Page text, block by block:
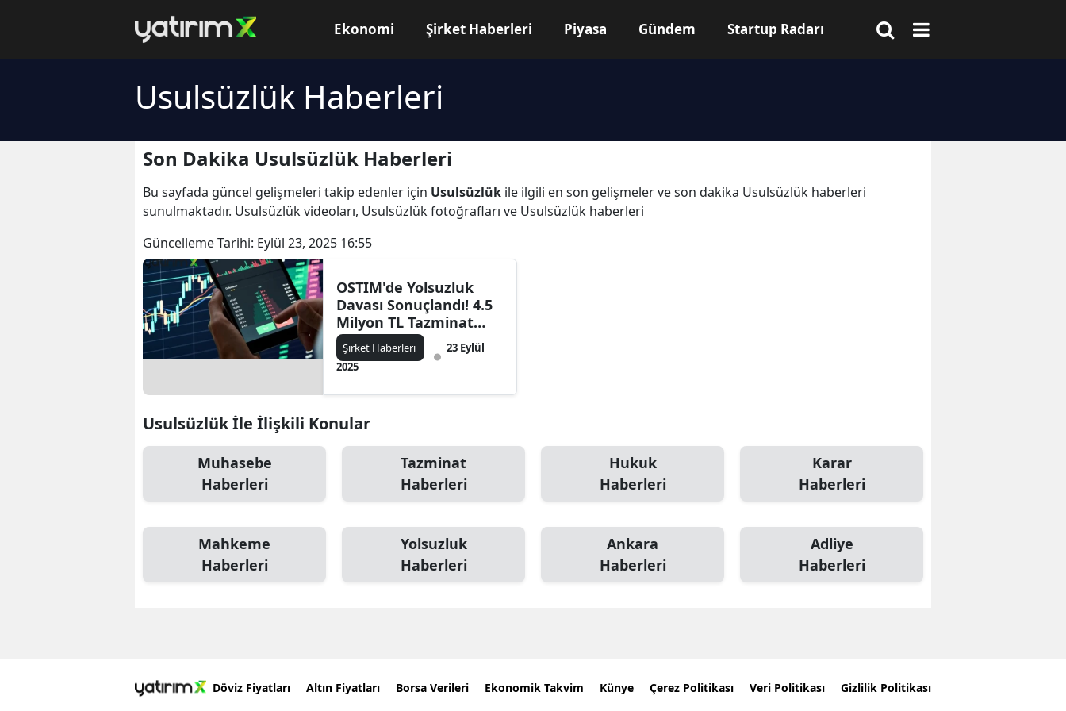
Ekonomi Şirket Haberleri Piyasa Gündem Startup Radarı
Usulsüzlük Haberleri
Son Dakika Usulsüzlük Haberleri
Bu sayfada güncel gelişmeleri takip edenler için Usulsüzlük ile ilgili en son gelişmeler ve son dakika Usulsüzlük haberleri
sunulmaktadır. Usulsüzlük videoları, Usulsüzlük fotoğrafları ve Usulsüzlük haberleri
Güncelleme Tarihi: Eylül 23, 2025 16:55
OSTIM'de Yolsuzluk
Davası Sonuçlandı! 4.5
Milyon TL Tazminat
Kazandı
Şirket Haberleri
23 Eylül
2025
Usulsüzlük İle İlişkili Konular
Muhasebe
Haberleri
Tazminat
Haberleri
Hukuk
Haberleri
Karar
Haberleri
Mahkeme
Haberleri
Yolsuzluk
Haberleri
Ankara
Haberleri
Adliye
Haberleri
Döviz Fiyatları Altın Fiyatları Borsa Verileri Ekonomik Takvim Künye Çerez Politikası Veri Politikası Gizlilik Politikası